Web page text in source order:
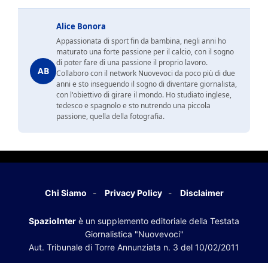
AB
Alice Bonora
Appassionata di sport fin da bambina, negli anni ho
maturato una forte passione per il calcio, con il sogno
di poter fare di una passione il proprio lavoro.
Collaboro con il network Nuovevoci da poco più di due
anni e sto inseguendo il sogno di diventare giornalista,
con l'obiettivo di girare il mondo. Ho studiato inglese,
tedesco e spagnolo e sto nutrendo una piccola
passione, quella della fotografia.
Chi Siamo Privacy Policy Disclaimer
SpazioInter è un supplemento editoriale della Testata
Giornalistica "Nuovevoci"
Aut. Tribunale di Torre Annunziata n. 3 del 10/02/2011